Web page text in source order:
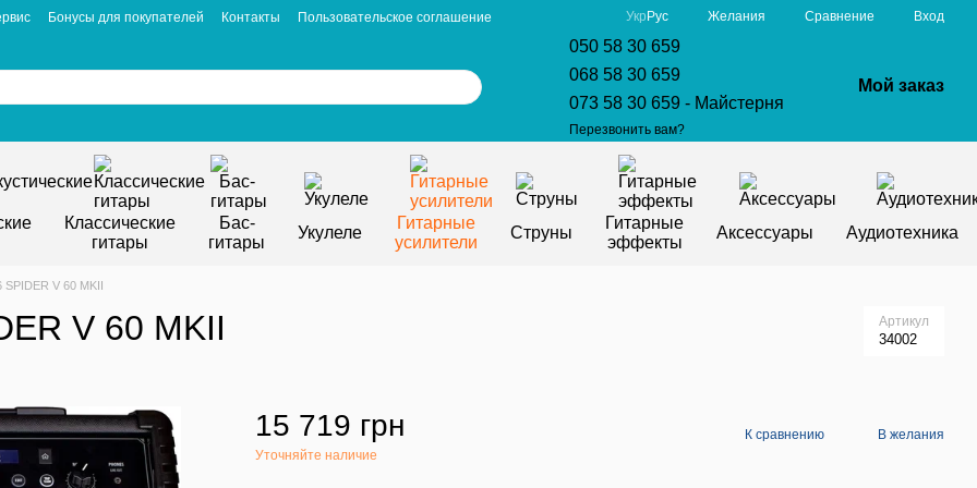
Бонусы для покупателей Контакты
Пользовательское соглашение
Укр Рус Желания Сравнение Вход
050 58 30 659
068 58 30 659
073 58 30 659 - Майстерня
Перезвонить вам?
Мой заказ
Классические
гитары
Бас-
гитары
Укулеле
Гитарные
усилители
Струны
Гитарные
эффекты
Аксессуары Аудиотехника
SPIDER V 60 MKII
V 60 MKII Артикул
34002
15 719 грн
Уточняйте наличие
К сравнению В желания